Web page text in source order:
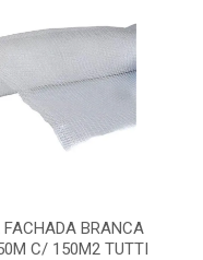
FACHADA BRANCA
C/ 150M2 TUTTI